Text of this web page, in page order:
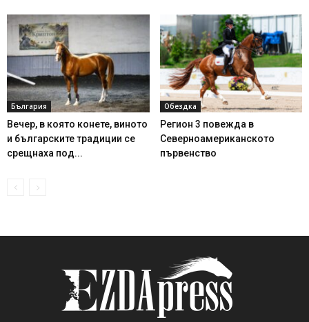
България
Вечер, в която конете, виното
и българските традиции се
срещнаха под...
Обездка
Регион 3 повежда в
Северноамериканското
първенство